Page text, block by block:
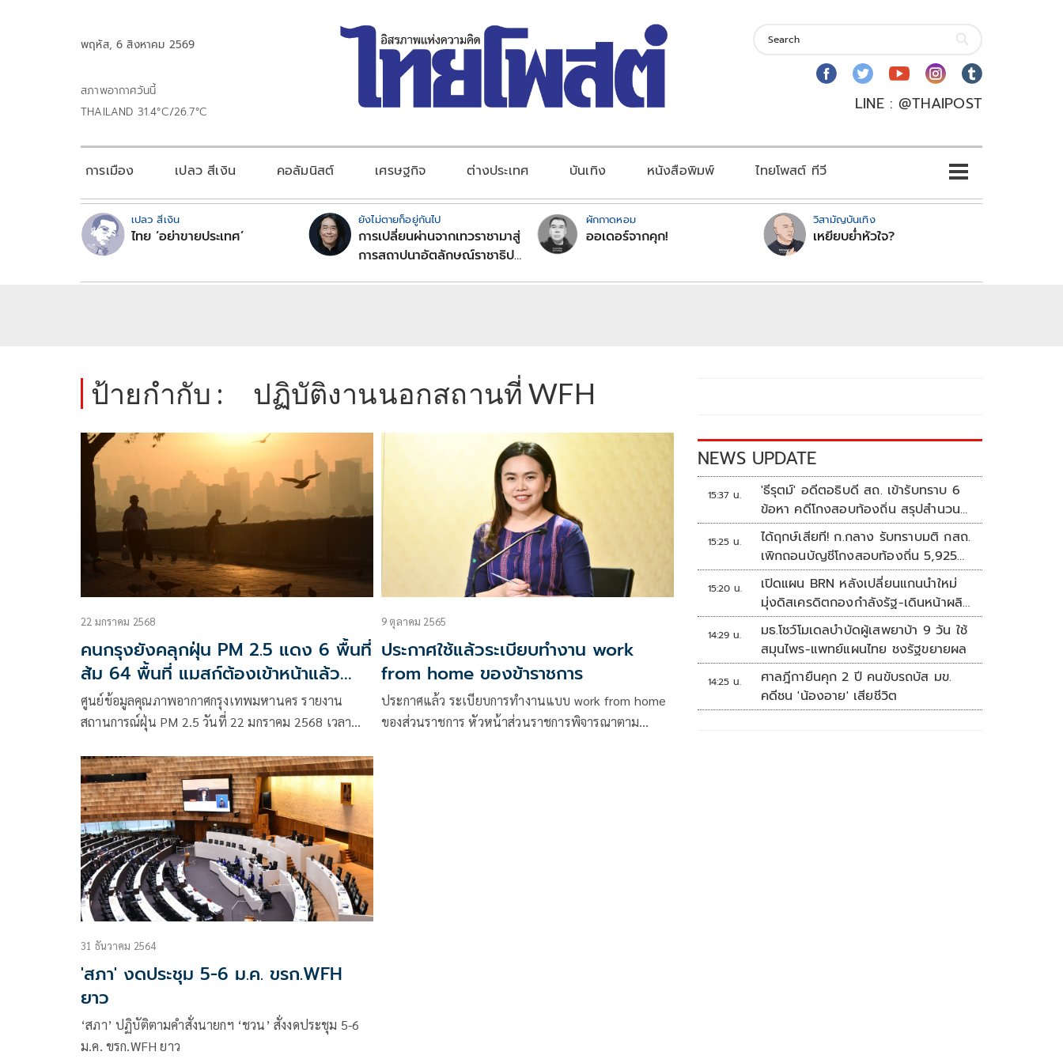
พฤหัส, 6 สิงหาคม 2569
สภาพอากาศวันนี้
THAILAND 31.4°C/26.7°C
LINE : @THAIPOST
การเมือง เปลว สีเงิน คอลัมนิสต์ เศรษฐกิจ ต่างประเทศ บันเทิง หนังสือพิมพ์ ไทยโพสต์ ทีวี
เปลว สีเงิน
ไทย ‘อย่าขายประเทศ’
ยังไม่ตายก็อยู่กันไป
การเปลี่ยนผ่านจากเทวราชามาสู่
การสถาปนาอัตลักษณ์ราชาธิป
ผักกาดหอม
ออเดอร์จากคุก!
วิสามัญบันเทิง
เหยียบย่ำหัวใจ?
ป้ายกำกับ : ปฏิบัติงานนอกสถานที่ WFH
22 มกราคม 2568
คนกรุงยังคลุกฝุ่น PM 2.5 แดง 6 พื้นที่
ส้ม 64 พื้นที่ แมสก์ต้องเข้าหน้าแล้ว
WFH ถ้าทำได้
ศูนย์ข้อมูลคุณภาพอากาศกรุงเทพมหานคร รายงาน
สถานการณ์ฝุ่น PM 2.5 วันที่ 22 มกราคม 2568 เวลา
ลบ.ม. เกินมาตรฐานอยู่ในระดับสีส้ม เริ่มมีผลกระทบต่อ
สุขภาพ จำนวน 64 พื้นที่
9 ตุลาคม 2565
ประกาศใช้แล้วระเบียบทำงาน work
from home ของข้าราชการ
ประกาศแล้ว ระเบียบการทำงานแบบ work from home
ของส่วนราชการ หัวหน้าส่วนราชการพิจารณาตาม
31 ธันวาคม 2564
'สภา' งดประชุม 5-6 ม.ค. ขรก.WFH
ยาว
‘สภา’ ปฏิบัติตามคำสั่งนายกฯ ‘ชวน’ สั่งงดประชุม 5-6
ม.ค. ขรก.WFH ยาว
NEWS UPDATE
15:37 น.
'ธีรุตม์' อดีตอธิบดี สถ. เข้ารับทราบ 6
ข้อหา คดีโกงสอบท้องถิ่น สรุปสำนวน
ส่ง ป.ป.ช. สัปดาห์หน้า
15:25 น.
ได้ฤกษ์เสียที! ก.กลาง รับทราบมติ กสถ.
เพิกถอนบัญชีโกงสอบท้องถิ่น 5,925
ราย
15:20 น.
เปิดแผน BRN หลังเปลี่ยนแกนนำใหม่
มุ่งดิสเครดิตกองกำลังรัฐ-เดินหน้าผลิต
แนวร่วม
14:29 น.
มธ.โชว์โมเดลบำบัดผู้เสพยาบ้า 9 วัน ใช้
สมุนไพร-แพทย์แผนไทย ชงรัฐขยายผล
14:25 น.
ศาลฎีกายืนคุก 2 ปี คนขับรถบัส มข.
คดีชน 'น้องอาย' เสียชีวิต